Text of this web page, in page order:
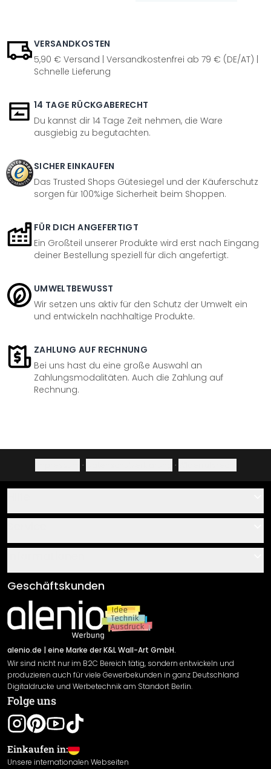
VERSANDKOSTEN
5,90 € Versand | Versandkostenfrei ab 79 € (DE/AT) |
Schnelle Lieferung
14 TAGE RÜCKGABERECHT
Du kannst dir 14 Tage Zeit nehmen, die Ware
ausgiebig zu begutachten.
SICHER EINKAUFEN
Das Trusted Shops Gütesiegel und der Käuferschutz
sorgen für 100%ige Sicherheit beim Shoppen.
FÜR DICH ANGEFERTIGT
Ein Großteil unserer Produkte wird erst nach Eingang
deiner Bestellung speziell für dich angefertigt.
UMWELTBEWUSST
Wir setzen uns aktiv für den Schutz der Umwelt ein
und entwickeln nachhaltige Produkte.
ZAHLUNG AUF RECHNUNG
Bei uns hast du eine große Auswahl an
Zahlungsmodalitäten. Auch die Zahlung auf
Rechnung.
· ·
Über uns
Klebe- und Montageanleitungen
Newsletter An-/Abmeldung
Sendungsverfolgung
AGB
Impressum
Versand & Zahlung
Rücksendung
Widerrufsrecht
Datenschutzerklärung
Gewährleistung
Leistungserklärung / CE-Zeichen
Cookie Einstellungen
Geschäftskunden
alenio.de | eine Marke der K&L Wall-Art GmbH.
Wir sind nicht nur im B2C Bereich tätig, sondern entwickeln und
produzieren auch für viele Gewerbekunden in ganz Deutschland
Digitaldrucke und Werbetechnik am Standort Berlin.
Folge uns
Einkaufen in:
Unsere internationalen Webseiten